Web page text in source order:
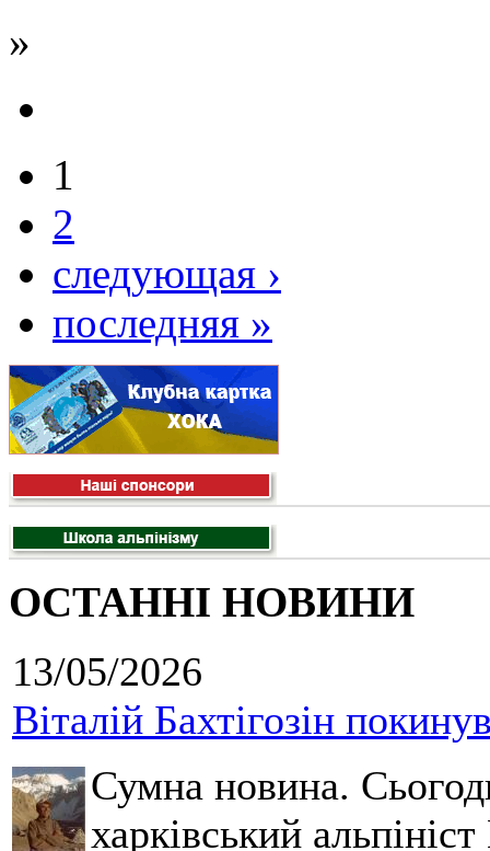
»
1
2
следующая ›
последняя »
ОСТАННІ НОВИНИ
13/05/2026
Віталій Бахтігозін
Сумна новина.
харківський